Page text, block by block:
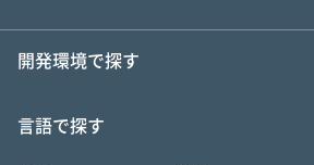
開発環境で探す
言語で探す